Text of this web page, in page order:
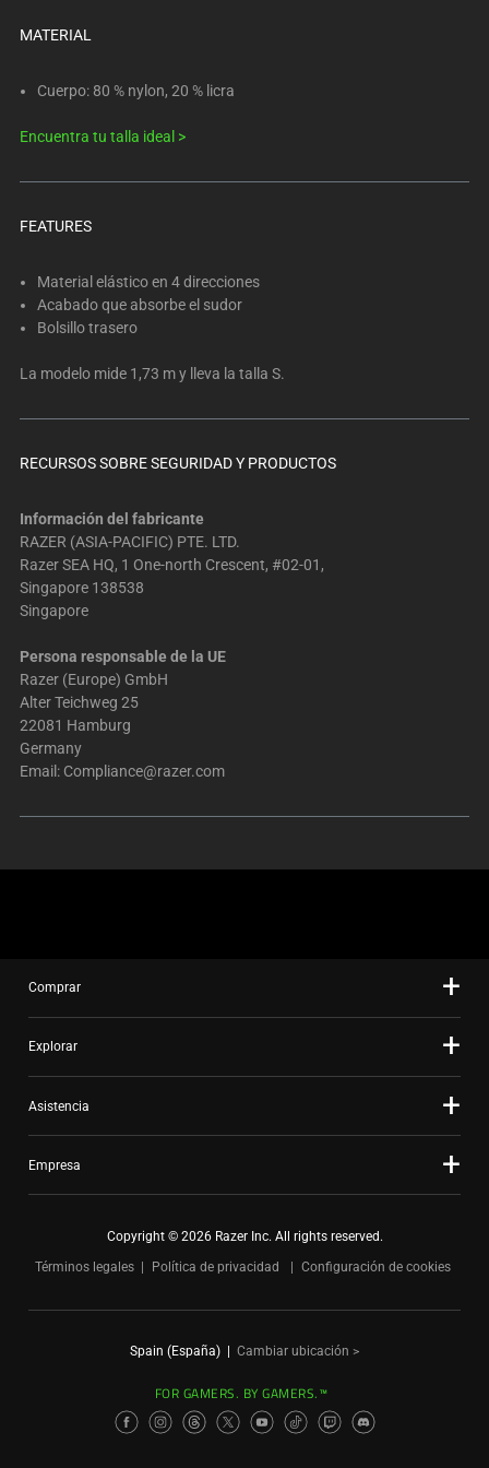
Select
image
change
image
above.
MATERIAL
Cuerpo: 80 % nylon, 20 % licra
Encuentra tu talla ideal >
FEATURES
Material elástico en 4 direcciones
Acabado que absorbe el sudor
Bolsillo trasero
La modelo mide 1,73 m y lleva la talla S.
RECURSOS SOBRE SEGURIDAD Y PRODUCTOS
Información del fabricante
RAZER (ASIA-PACIFIC) PTE. LTD.
Razer SEA HQ, 1 One-north Crescent, #02-01,
Singapore 138538
Singapore
Persona responsable de la UE
Razer (Europe) GmbH
Alter Teichweg 25
22081 Hamburg
Germany
Email: Compliance@razer.com
Comprar
Explorar
Asistencia
Empresa
Copyright © 2026 Razer Inc. All rights reserved.
Términos legales
Política de privacidad Configuración de cookies
Spain (España) Cambiar ubicación >
FOR GAMERS. BY GAMERS.™